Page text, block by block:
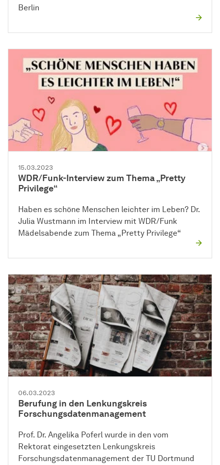
Berlin
15.03.2023
WDR/Funk-Interview zum Thema „Pretty
Privilege“
Haben es schöne Menschen leichter im Leben? Dr.
Julia Wustmann im Interview mit WDR/Funk
Mädelsabende zum Thema „Pretty Privilege“
06.03.2023
Berufung in den Lenkungskreis
Forschungsdatenmanagement
Prof. Dr. Angelika Poferl wurde in den vom
Rektorat eingesetzten Lenkungskreis
Forschungsdatenmanagement der TU Dortmund